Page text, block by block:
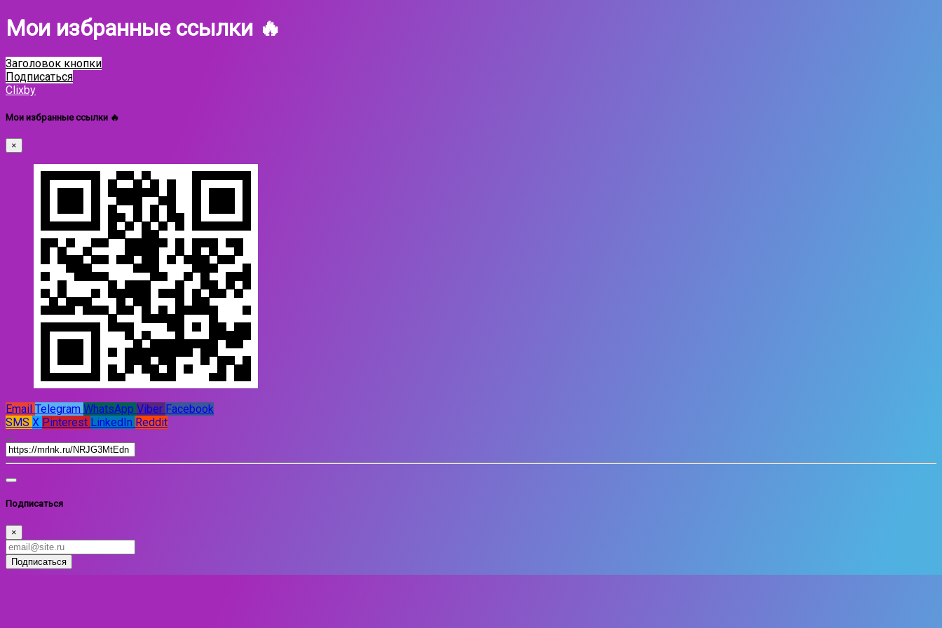
Мои избранные ссылки 🔥
Заголовок кнопки
Подписаться
Clixby
Мои избранные ссылки 🔥
×
Email Telegram WhatsApp Viber Facebook
SMS X Pinterest LinkedIn Reddit
Подписаться
×
Подписаться